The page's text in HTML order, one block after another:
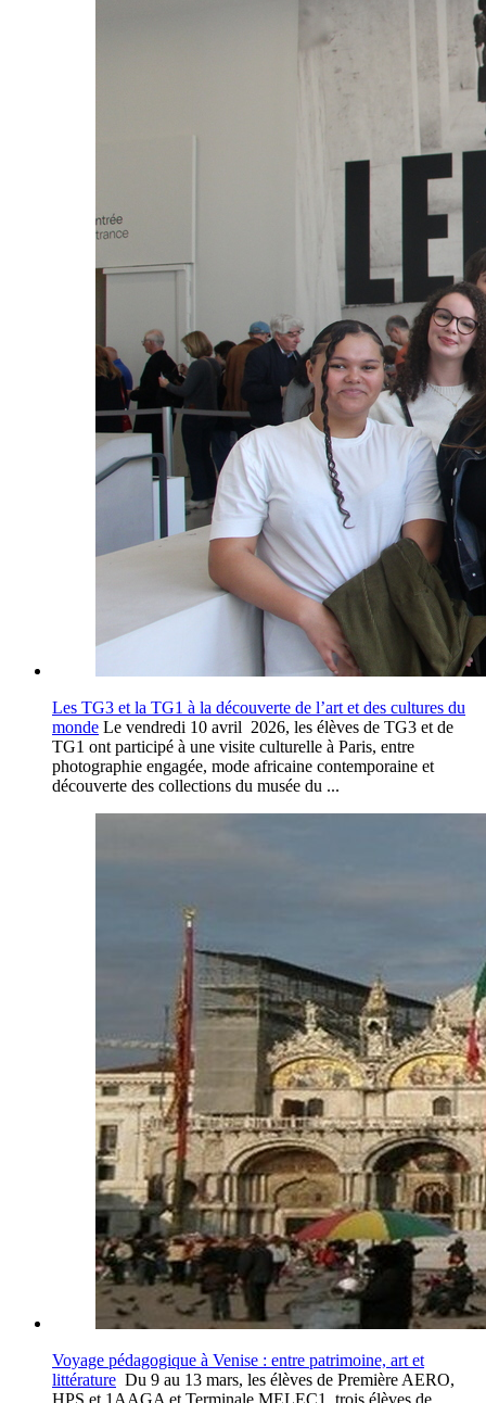
Les TG3 et la TG1 à la découverte de l’art et des cultures du
monde Le vendredi 10 avril 2026, les élèves de TG3 et de
TG1 ont participé à une visite culturelle à Paris, entre
photographie engagée, mode africaine contemporaine et
découverte des collections du musée du ...
Voyage pédagogique à Venise : entre patrimoine, art et
littérature Du 9 au 13 mars, les élèves de Première AERO,
HPS,et 1AAGA et Terminale MELEC1, trois élèves de